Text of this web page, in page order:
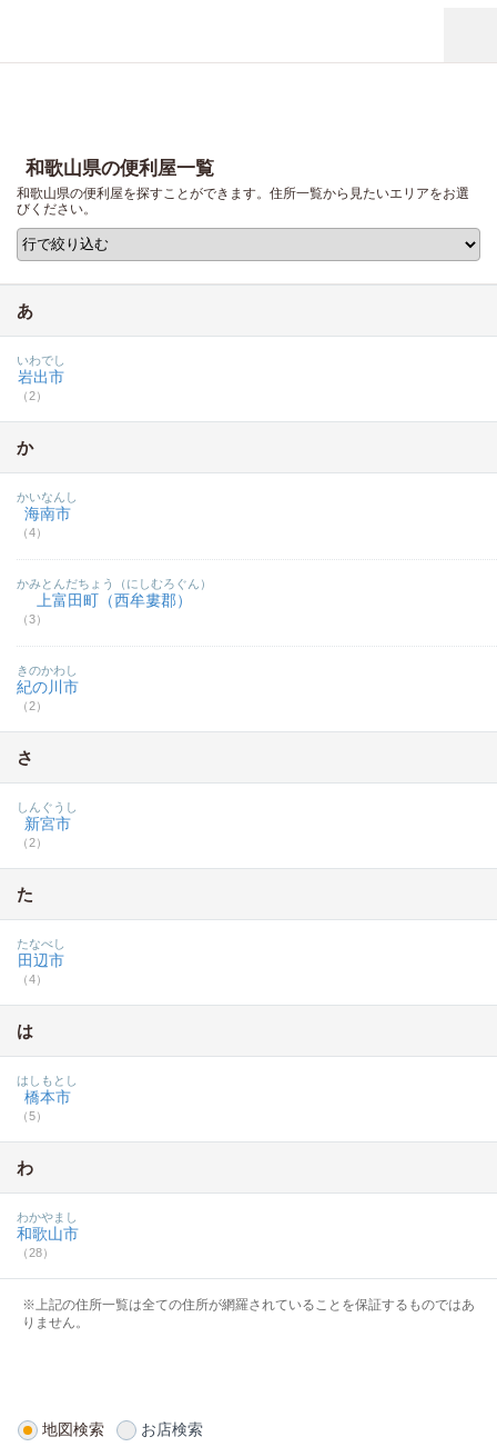
和歌山県の便利屋一覧
和歌山県の便利屋を探すことができます。住所一覧から見たいエリアをお選
びください。
あ
岩出市
（2）
いわでし
か
海南市
（4）
かいなんし
上富田町（西牟婁郡）
（3）
かみとんだちょう（にしむろぐん）
紀の川市
（2）
きのかわし
さ
新宮市
（2）
しんぐうし
た
田辺市
（4）
たなべし
は
橋本市
（5）
はしもとし
わ
和歌山市
（28）
わかやまし
※上記の住所一覧は全ての住所が網羅されていることを保証するものではあ
りません。
地図検索 お店検索